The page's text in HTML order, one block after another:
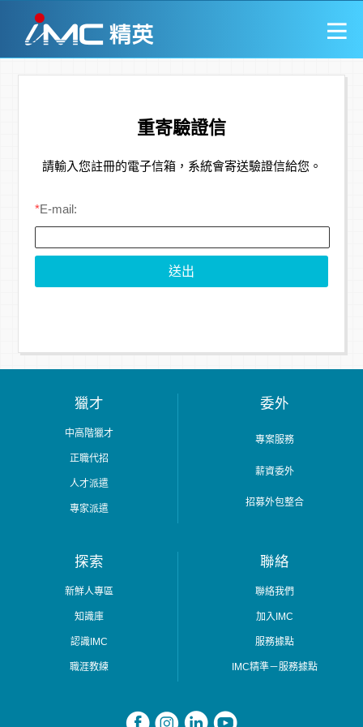
重寄驗證信
請輸入您註冊的電子信箱，系統會寄送驗證信給您。
*E-mail:
獵才
中高階獵才
正職代招
人才派遣
專家派遣
委外
專案服務
薪資委外
招募外包整合
探索
新鮮人專區
知識庫
認識IMC
職涯教練
聯絡
聯絡我們
加入IMC
服務據點
IMC精準－服務據點